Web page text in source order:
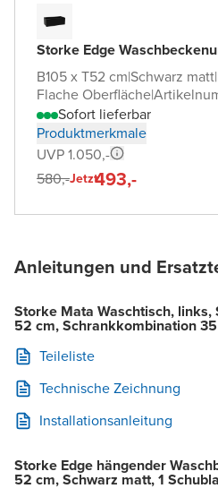
Storke Edge
B105 x T52 cm|Schwarz matt|
Flache Oberfläche|
Sofort lieferbar
Produktmerkmale
UVP 1.050,-
580,-Jetzt493,-
Anleitungen und
Storke Mata Waschtisch,
52 cm, Schrankkombination
Teileliste
Technische Zeichnung
Installationsanleitung
Storke Edge hängender
52 cm, Schwarz matt, 1